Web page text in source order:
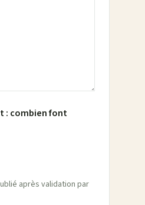
: combien font
après validation par